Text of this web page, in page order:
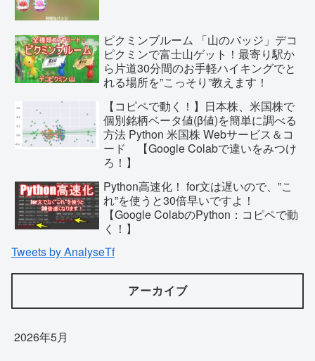
ピクミンブルーム 「山のバッジ」デコ
ピクミンで富士山ゲット！最寄り駅か
ら片道30分間のお手軽ハイキングでと
れる場所を”こっそり”教えます！
【コピペで動く！】日本株、米国株で
個別銘柄ベータ値(β値)を簡単に調べる
方法 Python 米国株 Webサービス＆コ
ード 【Google Colabで違いをみつけ
ろ！】
Python高速化！ for文は遅いので、”こ
れ”を使うと30倍早いですよ！
【Google ColabのPython：コピペで動
く！】
Tweets by AnalyseTf
アーカイブ
2026年5月